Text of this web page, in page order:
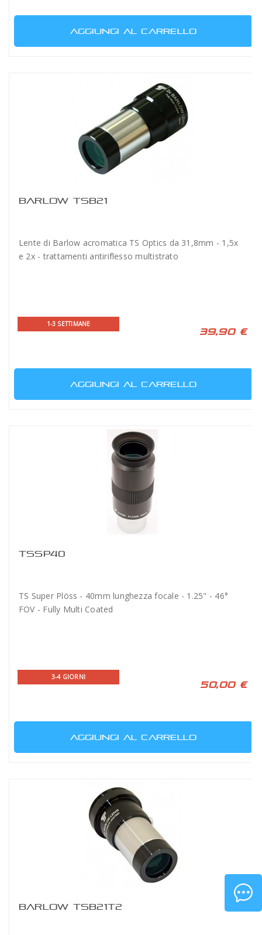
AGGIUNGI AL CARRELLO
BARLOW TSB21
Lente di Barlow acromatica TS Optics da 31,8mm - 1,5x
e 2x - trattamenti antiriflesso multistrato
1-3 SETTIMANE
39,90 €
AGGIUNGI AL CARRELLO
TSSP40
TS Super Plöss - 40mm lunghezza focale - 1.25" - 46°
FOV - Fully Multi Coated
3-4 GIORNI
50,00 €
AGGIUNGI AL CARRELLO
BARLOW TSB21T2